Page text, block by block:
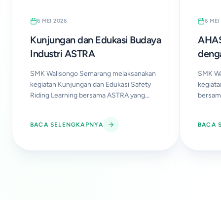
6 MEI 2026
Kunjungan dan Edukasi Budaya
Industri ASTRA
SMK Walisongo Semarang melaksanakan
kegiatan Kunjungan dan Edukasi Safety
Riding Learning bersama ASTRA yang
BACA SELENGKAPNYA
6
SMK
BACA